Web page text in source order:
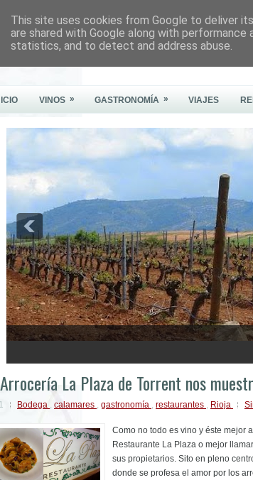
Este Vino Me Gusta
VINOS » GASTRONOMÍA » VIAJES
La Plaza de Torrent nos
Bodega , calamares , gastronomía , restaurantes , Rioja
Como no todo es vino y éste mejor
Restaurante La Plaza o mejor
sus propietarios. Sito en pleno
donde se profesa el amor por los
This site uses cookies from Google to deliver
are shared with Google along with
statistics, and to detect and address abuse.